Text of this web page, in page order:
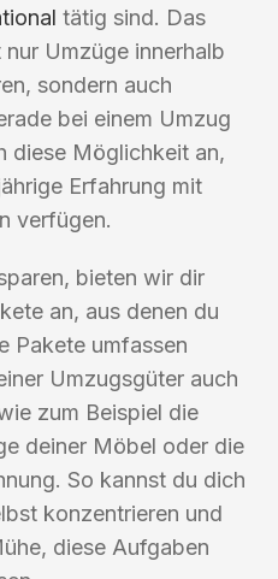
tätig sind. Das
Umzüge innerhalb
sondern auch
bei einem Umzug
diese Möglichkeit an,
Erfahrung mit
verfügen.
bieten wir dir
an, aus denen du
Pakete umfassen
Umzugsgüter auch
zum Beispiel die
deiner Möbel oder die
So kannst du dich
konzentrieren und
diese Aufgaben